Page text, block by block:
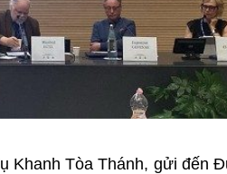
Khanh Tòa Thánh, gửi đến